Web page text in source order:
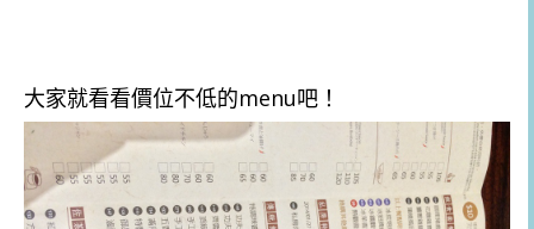
大家就看看價位不低的menu吧！